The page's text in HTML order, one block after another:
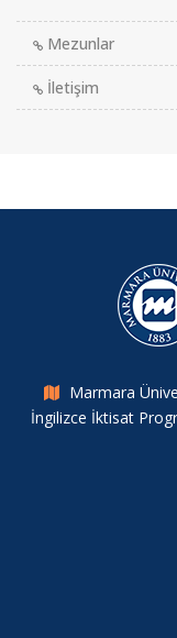
Mezunlar
İletişim
Marmara
İngilizce İktisat